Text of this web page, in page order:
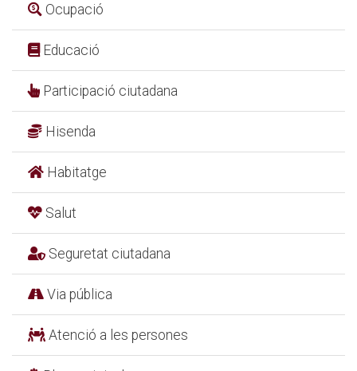
Ocupació
Educació
Participació ciutadana
Hisenda
Habitatge
Salut
Seguretat ciutadana
Via pública
Atenció a les persones